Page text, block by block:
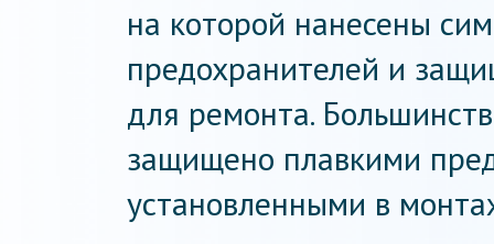
на которой нанесены
предохранителей и
для ремонта.
защищено плавкими
установленными в